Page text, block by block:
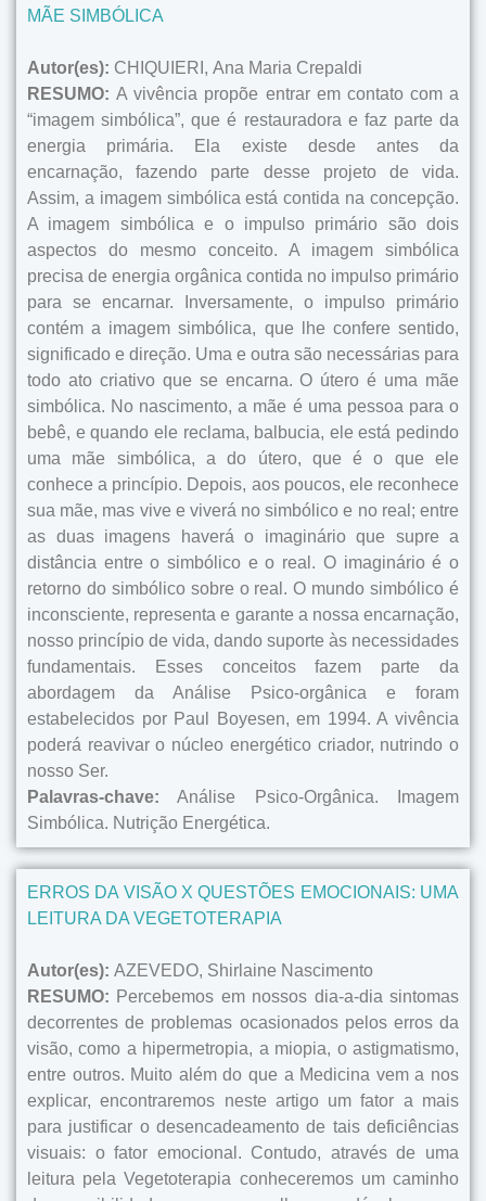
MÃE SIMBÓLICA
Autor(es): CHIQUIERI, Ana Maria Crepaldi
RESUMO:A vivência propõe entrar em contato com a
“imagem simbólica”, que é restauradora e faz parte da
energia primária. Ela existe desde antes da
encarnação, fazendo parte desse projeto de vida.
Assim, a imagem simbólica está contida na concepção.
A imagem simbólica e o impulso primário são dois
aspectos do mesmo conceito. A imagem simbólica
precisa de energia orgânica contida no impulso primário
para se encarnar. Inversamente, o impulso primário
contém a imagem simbólica, que lhe confere sentido,
significado e direção. Uma e outra são necessárias para
todo ato criativo que se encarna. O útero é uma mãe
simbólica. No nascimento, a mãe é uma pessoa para o
bebê, e quando ele reclama, balbucia, ele está pedindo
uma mãe simbólica, a do útero, que é o que ele
conhece a princípio. Depois, aos poucos, ele reconhece
sua mãe, mas vive e viverá no simbólico e no real; entre
as duas imagens haverá o imaginário que supre a
distância entre o simbólico e o real. O imaginário é o
retorno do simbólico sobre o real. O mundo simbólico é
inconsciente, representa e garante a nossa encarnação,
nosso princípio de vida, dando suporte às necessidades
fundamentais. Esses conceitos fazem parte da
abordagem da Análise Psico-orgânica e foram
estabelecidos por Paul Boyesen, em 1994. A vivência
poderá reavivar o núcleo energético criador, nutrindo o
nosso Ser.
Palavras-chave: Análise Psico-Orgânica. Imagem
Simbólica. Nutrição Energética.
ERROS DA VISÃO X QUESTÕES EMOCIONAIS: UMA
LEITURA DA VEGETOTERAPIA
Autor(es): AZEVEDO, Shirlaine Nascimento
RESUMO: Percebemos em nossos dia-a-dia sintomas
decorrentes de problemas ocasionados pelos erros da
visão, como a hipermetropia, a miopia, o astigmatismo,
entre outros. Muito além do que a Medicina vem a nos
explicar, encontraremos neste artigo um fator a mais
para justificar o desencadeamento de tais deficiências
visuais: o fator emocional. Contudo, através de uma
leitura pela Vegetoterapia conheceremos um caminho